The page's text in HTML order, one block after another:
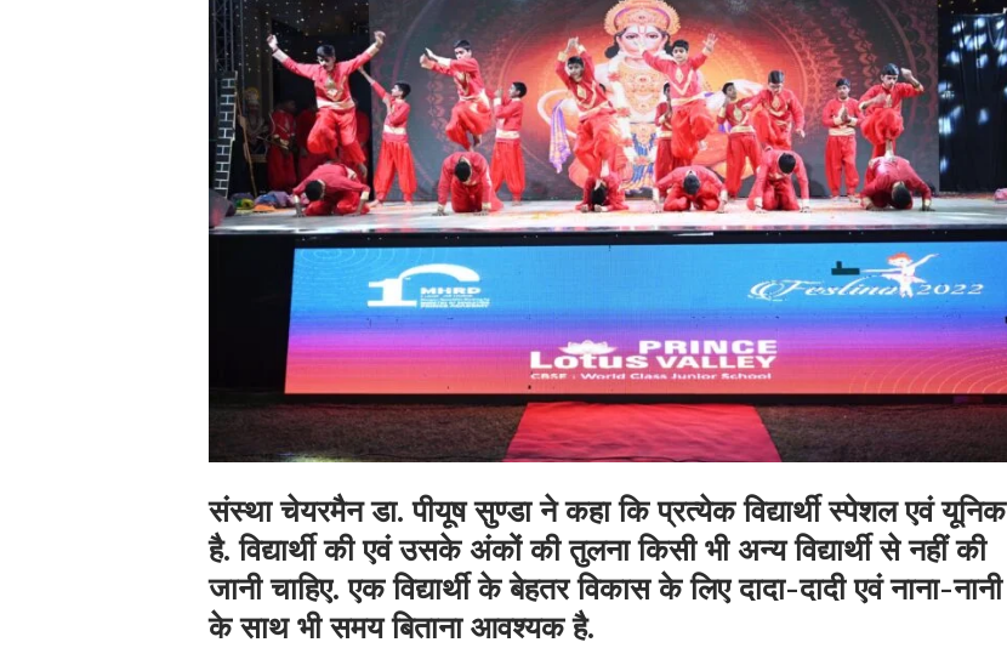
संस्था चेयरमैन डा. पीयूष सुण्डा ने कहा कि प्रत्येक विद्यार्थी स्पेशल एवं यूनिक
है. विद्यार्थी की एवं उसके अंकों की तुलना किसी भी अन्य विद्यार्थी से नहीं की
जानी चाहिए. एक विद्यार्थी के बेहतर विकास के लिए दादा-दादी एवं नाना-नानी
के साथ भी समय बिताना आवश्यक है.